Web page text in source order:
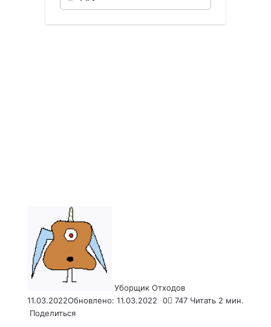
Уборщик Отходов
11.03.2022Обновлено: 11.03.2022 0 747 Читать 2 мин.
Поделиться